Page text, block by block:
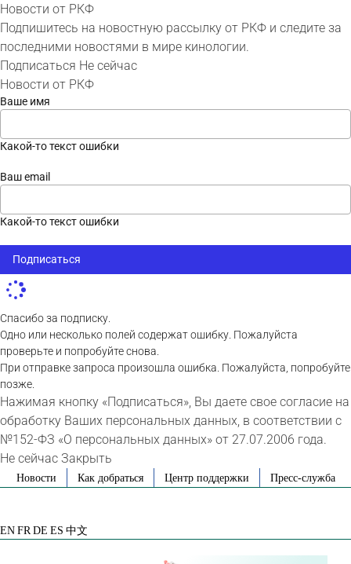
Новости от РКФ
Подпишитесь на новостную рассылку от РКФ и следите за
последними новостями в мире кинологии.
Подписаться Не сейчас
Новости от РКФ
Ваше имя
Какой-то текст ошибки
Ваш email
Какой-то текст ошибки
Подписаться
Спасибо за подписку.
Одно или несколько полей содержат ошибку. Пожалуйста
проверьте и попробуйте снова.
При отправке запроса произошла ошибка. Пожалуйста, попробуйте
позже.
Нажимая кнопку «Подписаться», Вы даете свое согласие на
обработку Ваших персональных данных, в соответствии с
№152-ФЗ «О персональных данных» от 27.07.2006 года.
Не сейчас Закрыть
SkipНовости Как добраться Центр поддержки Пресс-служба
EN FR DE ES 中文